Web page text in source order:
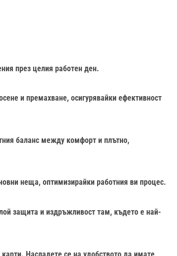
през целия работен ден.
и премахване, осигурявайки ефективност
баланс между комфорт и плътно,
неща, оптимизирайки работния ви процес.
защита и издръжливост там, където е най-
Насладете се на удобството да имате